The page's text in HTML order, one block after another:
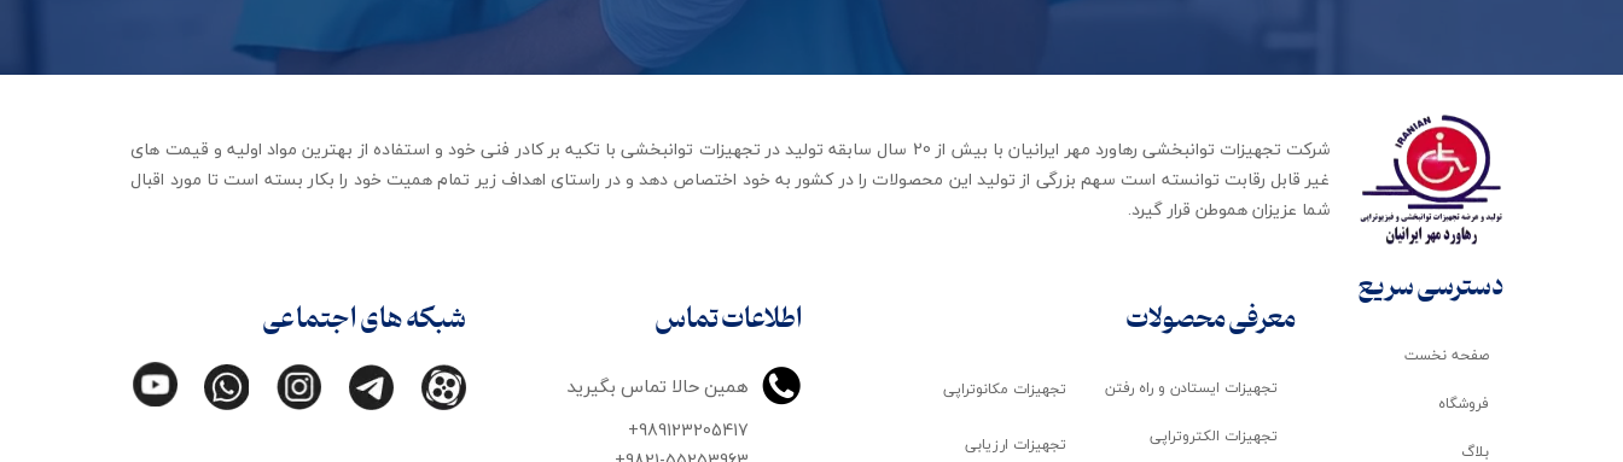
اطلاعات تماس
همین حالا تماس بگیرید
+989123205417
شرکت تجهیزات توانبخشی رهاورد مهر ایرانیان با بیش از 20 سال سابقه تولید در تجهیزات توانبخشی با تکیه بر کادر فنی خود و استفاده از بهترین مواد اولیه و قیمت های
غیر قابل رقابت توانسته است سهم بزرگی از تولید این محصولات را در کشور به خود اختصاص دهد و در راستای اهداف زیر تمام همیت خود را بکار بسته است تا مورد اقبال
شما عزیزان هموطن قرار گیرد​​​​​​​.
تجهیزات ایستادن و راه رفتن
تجهیزات الکتروتراپی
صفحه نخست
فروشگاه
بلاگ
تجهیزات مکانوتراپی
تجهیزات ارزیابی
دسترسی سریع
معرفی محصولات شبکه های اجتماعی